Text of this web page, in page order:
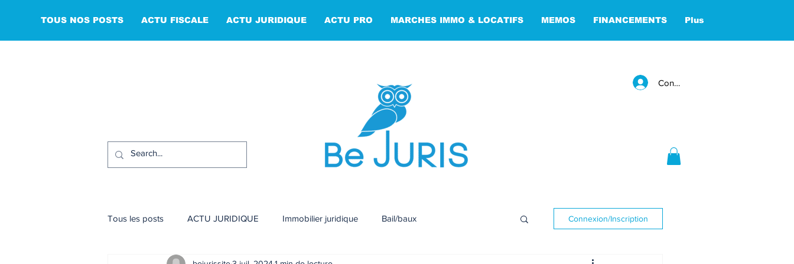
TOUS NOS POSTS ACTU FISCALE ACTU JURIDIQUE ACTU PRO MARCHES IMMO & LOCATIFS MEMOS FINANCEMENTS Plus
Connexion
Tous les posts ACTU JURIDIQUE Immobilier juridique Bail/baux Connexion/Inscription